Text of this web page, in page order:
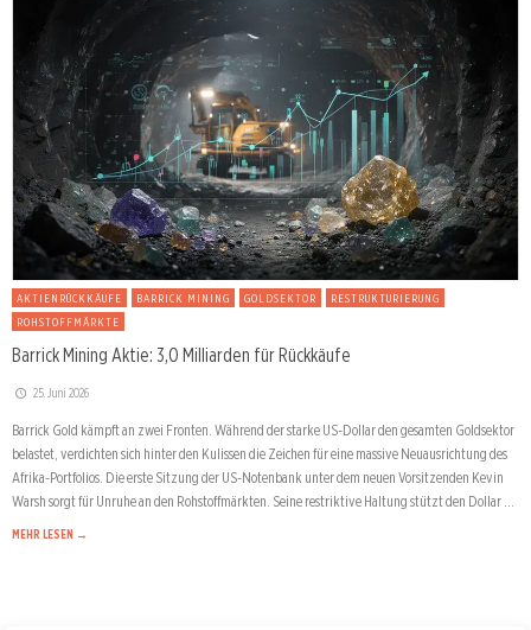
AKTIENRÜCKKÄUFE BARRICK MINING GOLDSEKTOR
RESTRUKTURIERUNG
ROHSTOFFMÄRKTE
Barrick Mining Aktie: 3,0 Milliarden für Rückkäufe
25. Juni 2026
Barrick Gold kämpft an zwei Fronten. Während der starke US-Dollar den gesamten Goldsektor
belastet, verdichten sich hinter den Kulissen die Zeichen für eine massive Neuausrichtung des
Afrika-Portfolios. Die erste Sitzung der US-Notenbank unter dem neuen Vorsitzenden Kevin
Warsh sorgt für Unruhe an den Rohstoffmärkten. Seine restriktive Haltung stützt den Dollar …
MEHR LESEN →